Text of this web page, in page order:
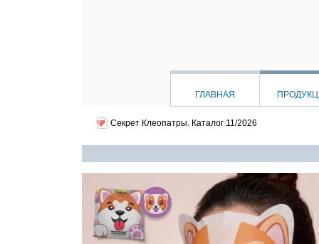
ГЛАВНАЯ
Секрет Клеопатры. Каталог 11/2026